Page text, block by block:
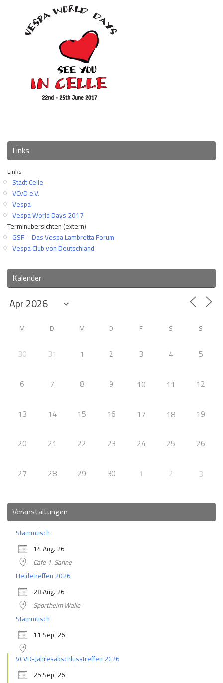
Links
Links
Stadt Celle
VCvD e.V.
Vespa
Vespa World Days 2017
Terminübersichten (extern)
GSF – Das Vespa Lambretta Forum
Vespa Club von Deutschland
Kalender
M D M D F S S
30 31 1 2 3 4 5
6 7 8 9 10 11 12
13 14 15 16 17 18 19
20 21 22 23 24 25 26
27 28 29 30 1 2 3
Veranstaltungen
Stammtisch
14 Aug. 26
Cafe 1. Sahne
Heidetreffen 2026
28 Aug. 26
Sportheim Walle
Stammtisch
11 Sep. 26
VCVD-Jahresabschlusstreffen 2026
25 Sep. 26